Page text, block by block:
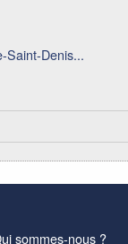
Saint-Denis...
sommes-nous ?